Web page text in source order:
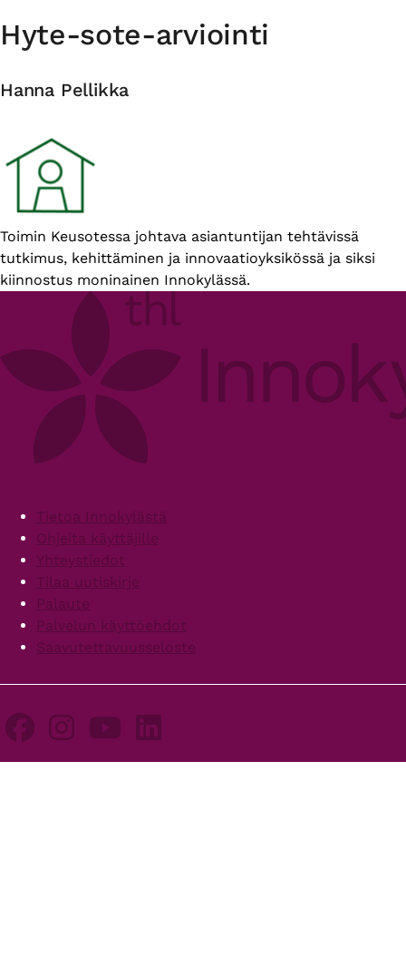
Hyte-sote-arviointi
Hanna Pellikka
Esittelyteksti
Toimin Keusotessa johtava asiantuntijan tehtävissä
tutkimus, kehittäminen ja innovaatioyksikössä ja siksi
kiinnostus moninainen Innokylässä.
FooterTietoa Innokylästä
Ohjeita käyttäjille
Yhteystiedot
Tilaa uutiskirje
Palaute
Palvelun käyttöehdot
Saavutettavuusseloste